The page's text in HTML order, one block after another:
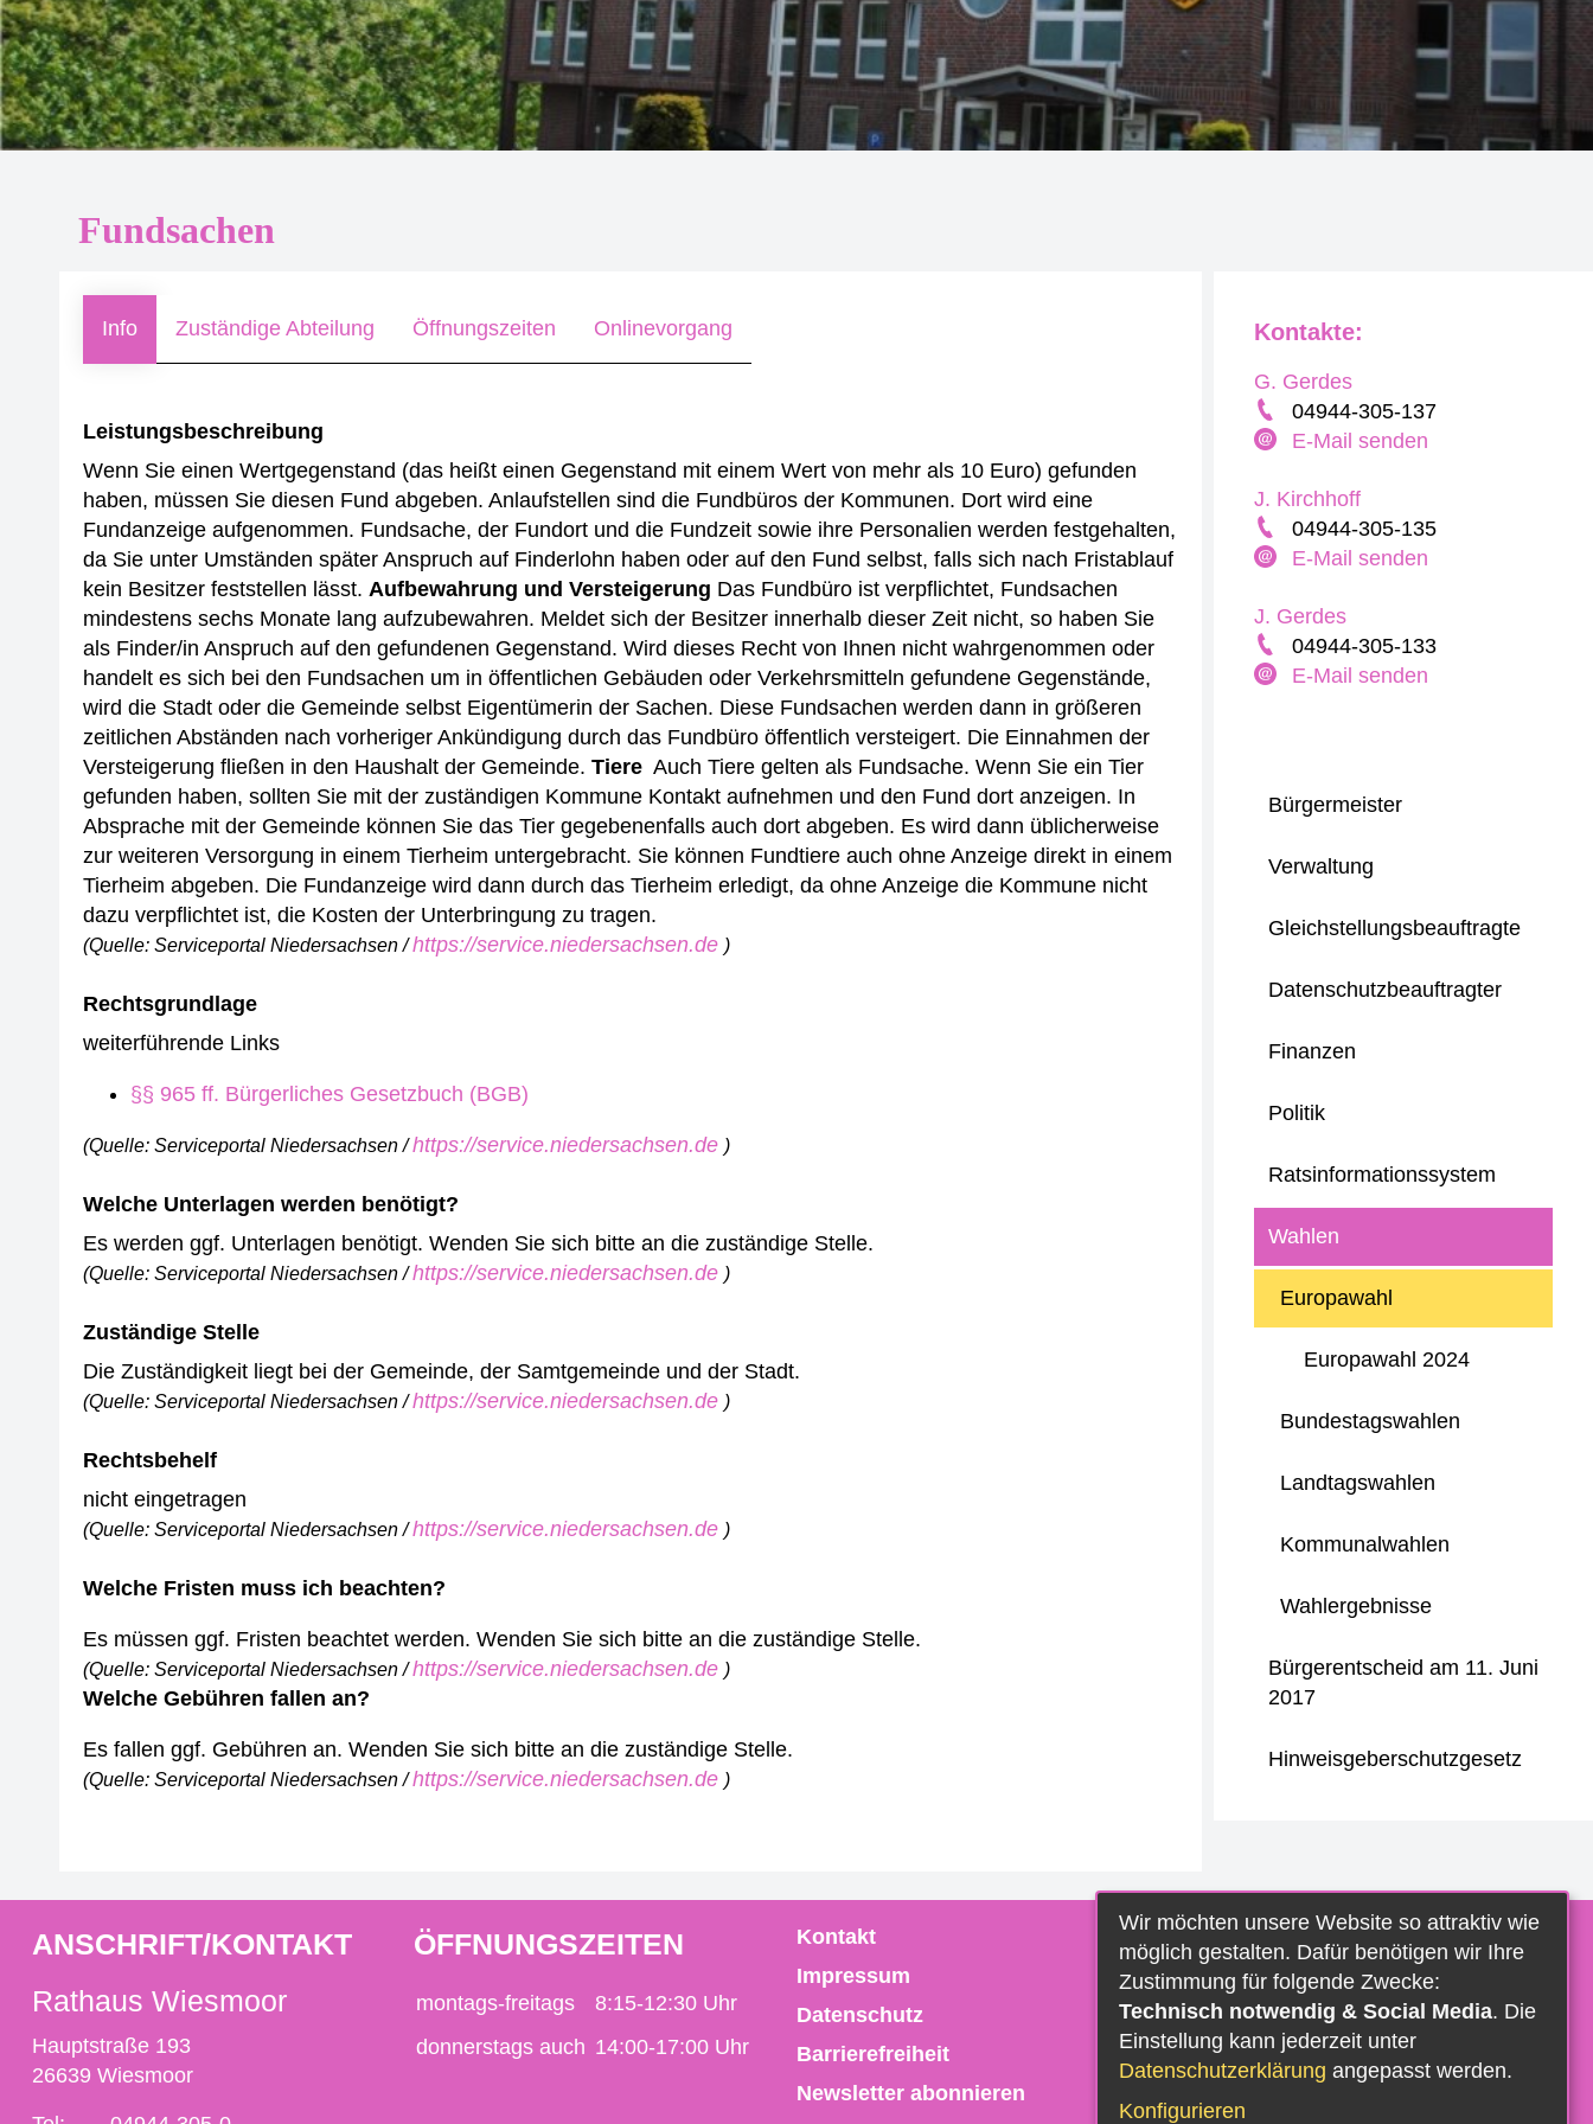
Fundsachen
Info Zuständige Abteilung Öffnungszeiten Onlinevorgang
Leistungsbeschreibung
Wenn Sie einen Wertgegenstand (das heißt einen Gegenstand mit einem Wert von mehr als 10 Euro) gefunden
haben, müssen Sie diesen Fund abgeben. Anlaufstellen sind die Fundbüros der Kommunen. Dort wird eine
Fundanzeige aufgenommen. Fundsache, der Fundort und die Fundzeit sowie ihre Personalien werden festgehalten,
da Sie unter Umständen später Anspruch auf Finderlohn haben oder auf den Fund selbst, falls sich nach Fristablauf
kein Besitzer feststellen lässt. Aufbewahrung und Versteigerung Das Fundbüro ist verpflichtet, Fundsachen
mindestens sechs Monate lang aufzubewahren. Meldet sich der Besitzer innerhalb dieser Zeit nicht, so haben Sie
als Finder/in Anspruch auf den gefundenen Gegenstand. Wird dieses Recht von Ihnen nicht wahrgenommen oder
handelt es sich bei den Fundsachen um in öffentlichen Gebäuden oder Verkehrsmitteln gefundene Gegenstände,
wird die Stadt oder die Gemeinde selbst Eigentümerin der Sachen. Diese Fundsachen werden dann in größeren
zeitlichen Abständen nach vorheriger Ankündigung durch das Fundbüro öffentlich versteigert. Die Einnahmen der
Versteigerung fließen in den Haushalt der Gemeinde. Tiere Auch Tiere gelten als Fundsache. Wenn Sie ein Tier
gefunden haben, sollten Sie mit der zuständigen Kommune Kontakt aufnehmen und den Fund dort anzeigen. In
Absprache mit der Gemeinde können Sie das Tier gegebenenfalls auch dort abgeben. Es wird dann üblicherweise
zur weiteren Versorgung in einem Tierheim untergebracht. Sie können Fundtiere auch ohne Anzeige direkt in einem
Tierheim abgeben. Die Fundanzeige wird dann durch das Tierheim erledigt, da ohne Anzeige die Kommune nicht
dazu verpflichtet ist, die Kosten der Unterbringung zu tragen.
(Quelle: Serviceportal Niedersachsen /https://service.niedersachsen.de )
Rechtsgrundlage
weiterführende Links
§§ 965 ff. Bürgerliches Gesetzbuch (BGB)
(Quelle: Serviceportal Niedersachsen /https://service.niedersachsen.de )
Welche Unterlagen werden benötigt?
Es werden ggf. Unterlagen benötigt. Wenden Sie sich bitte an die zuständige Stelle.
(Quelle: Serviceportal Niedersachsen /https://service.niedersachsen.de )
Zuständige Stelle
Die Zuständigkeit liegt bei der Gemeinde, der Samtgemeinde und der Stadt.
(Quelle: Serviceportal Niedersachsen /https://service.niedersachsen.de )
Rechtsbehelf
nicht eingetragen
(Quelle: Serviceportal Niedersachsen /https://service.niedersachsen.de )
Welche Fristen muss ich beachten?
Es müssen ggf. Fristen beachtet werden. Wenden Sie sich bitte an die zuständige Stelle.
(Quelle: Serviceportal Niedersachsen /https://service.niedersachsen.de )
Welche Gebühren fallen an?
Es fallen ggf. Gebühren an. Wenden Sie sich bitte an die zuständige Stelle.
(Quelle: Serviceportal Niedersachsen /https://service.niedersachsen.de )
Bürgermeister
Verwaltung
Gleichstellungsbeauftragte
Datenschutzbeauftragter
Finanzen
Politik
Ratsinformationssystem
Wahlen
Europawahl
Europawahl 2024
Bundestagswahlen
Landtagswahlen
Kommunalwahlen
Wahlergebnisse
Bürgerentscheid am 11. Juni
2017
Hinweisgeberschutzgesetz
Kontakte:
G. Gerdes
04944-305-137
E-Mail senden
J. Kirchhoff
04944-305-135
E-Mail senden
J. Gerdes
04944-305-133
E-Mail senden
ANSCHRIFT/KONTAKT
Rathaus Wiesmoor
Hauptstraße 193
26639 Wiesmoor
ÖFFNUNGSZEITEN
montags-freitags
8:15-12:30 Uhr
donnerstags auch 14:00-17:00 Uhr
Kontakt
Impressum
Datenschutz
Barrierefreiheit
Newsletter abonnieren
Wir möchten unsere Website so attraktiv wie
möglich gestalten. Dafür benötigen wir Ihre
Zustimmung für folgende Zwecke:
Technisch notwendig & Social Media. Die
Einstellung kann jederzeit unter
Datenschutzerklärung angepasst werden.
Konfigurieren